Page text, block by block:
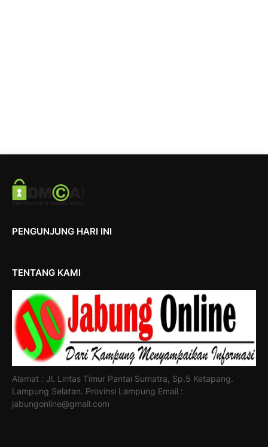
PENGUNJUNG HARI INI
TENTANG KAMI
Alamat : Jl. Lintas Timur Pantai Sumatra, Sp.5 Ketapang.
Lampung Selatan. Provinsi Lampung Email :
jabungonline@gmail.com